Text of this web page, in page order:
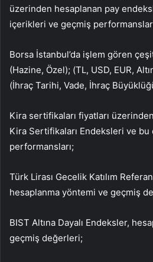
üzerinden hesaplanan pay
içerikleri ve geçmiş
Borsa İstanbul’da işlem gören
(Hazine, Özel); (TL, USD, EUR,
(İhraç Tarihi, Vade, İhraç
Kira sertifikaları fiyatları
Kira Sertifikaları Endeksleri ve
performansları;
Türk Lirası Gecelik Katılım
hesaplanma yöntemi ve geçmiş
BIST Altına Dayalı Endeksler,
geçmiş değerleri;